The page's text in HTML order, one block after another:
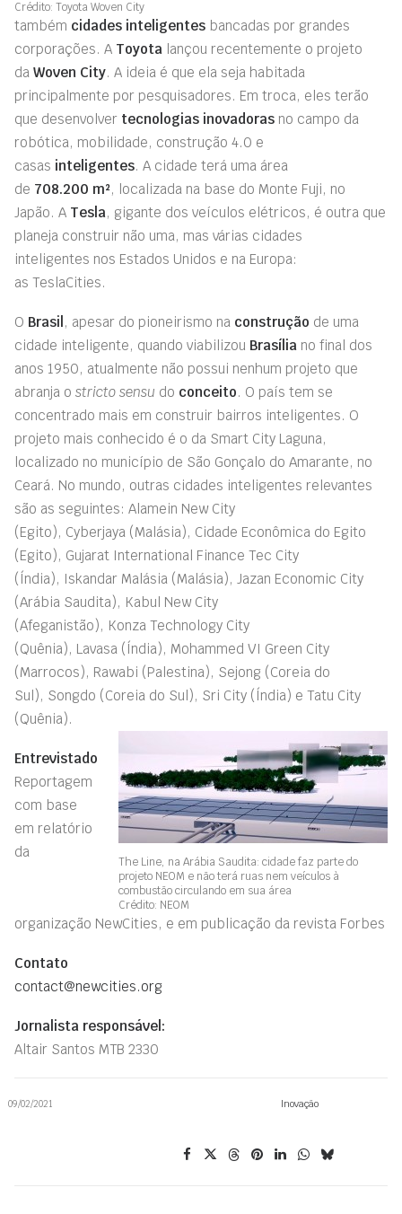
Crédito: Toyota Woven City
também cidades inteligentes bancadas por grandes
corporações. A Toyota lançou recentemente o projeto
da Woven City. A ideia é que ela seja habitada
principalmente por pesquisadores. Em troca, eles terão
que desenvolver tecnologias inovadoras no campo da
robótica, mobilidade, construção 4.0 e
casas inteligentes. A cidade terá uma área
de 708.200 m², localizada na base do Monte Fuji, no
Japão. A Tesla, gigante dos veículos elétricos, é outra que
planeja construir não uma, mas várias cidades
inteligentes nos Estados Unidos e na Europa:
as TeslaCities.
O Brasil , apesar do pioneirismo na construção de uma
cidade inteligente, quando viabilizou Brasília no final dos
anos 1950, atualmente não possui nenhum projeto que
abranja o stricto sensu do conceito. O país tem se
concentrado mais em construir bairros inteligentes. O
projeto mais conhecido é o da Smart City Laguna,
localizado no município de São Gonçalo do Amarante, no
Ceará. No mundo, outras cidades inteligentes relevantes
são as seguintes: Alamein New City
(Egito), Cyberjaya (Malásia), Cidade Econômica do Egito
(Egito), Gujarat International Finance Tec City
(Índia), Iskandar Malásia (Malásia), Jazan Economic City
(Arábia Saudita), Kabul New City
(Afeganistão), Konza Technology City
(Quênia), Lavasa (Índia), Mohammed VI Green City
(Marrocos), Rawabi (Palestina), Sejong (Coreia do
Sul), Songdo (Coreia do Sul), Sri City (Índia) e Tatu City
(Quênia).
The Line, na Arábia Saudita: cidade faz parte do
projeto NEOM e não terá ruas nem veículos à
combustão circulando em sua área
Crédito: NEOM
Entrevistado
Reportagem
com base
em relatório
da
organização NewCities, e em publicação da revista Forbes
Contato
contact@newcities.org
Jornalista responsável:
Altair Santos MTB 2330
09/02/2021 Inovação